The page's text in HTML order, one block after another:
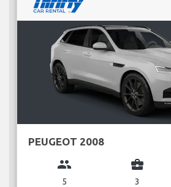
PEUGEOT 2008
group
5
business_center
3